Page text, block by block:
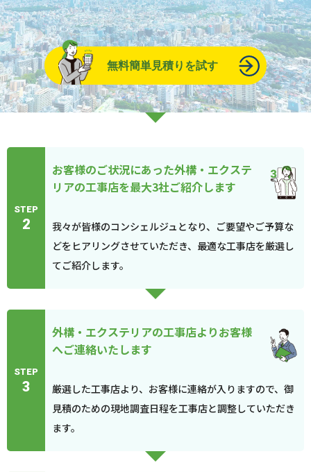
無料簡単見積りを試す
STEP
2
お客様のご状況にあった外構・エクステ
リアの工事店を最大3社ご紹介します
我々が皆様のコンシェルジュとなり、ご要望やご予算な
どをヒアリングさせていただき、最適な工事店を厳選し
てご紹介します。
STEP
3
外構・エクステリアの工事店よりお客様
へご連絡いたします
厳選した工事店より、お客様に連絡が入りますので、御
見積のための現地調査日程を工事店と調整していただき
ます。